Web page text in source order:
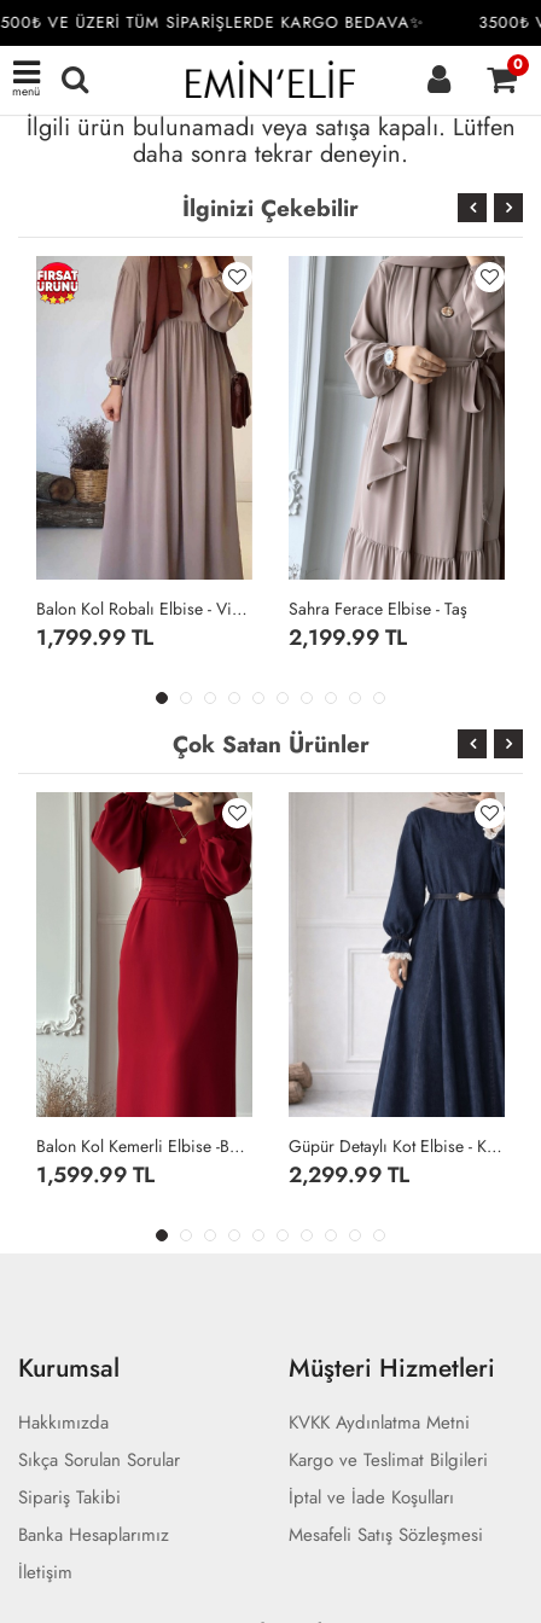
VE ÜZERİ TÜM SİPARİŞLERDE KARGO BEDAVA✨ 3500₺
menü
0
İlgili ürün bulunamadı veya satışa kapalı. Lütfen
daha sonra tekrar deneyin.
İlginizi Çekebilir
Sahra Ferace Elbise - Taş
2,199.99 TL 2,199.99 TL
Çok Satan Ürünler
Balon Kol Kemerli Elbise -Bordo Güpür Detaylı Kot Elbise - Koyu Lacivert
2,299.99 TL
Balon Kol Kemerli
1,599.99 TL
Kurumsal
Hakkımızda
Sıkça Sorulan Sorular
Sipariş Takibi
Banka Hesaplarımız
İletişim
Müşteri Hizmetleri
KVKK Aydınlatma Metni
Kargo ve Teslimat Bilgileri
İptal ve İade Koşulları
Mesafeli Satış Sözleşmesi